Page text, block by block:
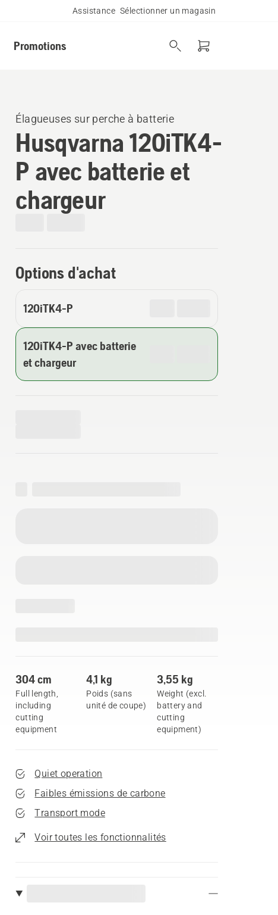
Assistance Sélectionner un magasin
Promotions
Élagueuses sur perche à batterie
Husqvarna 120iTK4-
P avec batterie et
chargeur
Options d'achat
120iTK4-P
120iTK4-P avec batterie
et chargeur
304 cm
Full length,
including
cutting
equipment
4,1 kg
Poids (sans
unité de coupe)
3,55 kg
Weight (excl.
battery and
cutting
equipment)
Quiet operation
Faibles émissions de carbone
Transport mode
Voir toutes les fonctionnalités